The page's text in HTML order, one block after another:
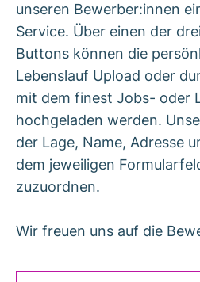
unseren Bewerber:innen
Service. Über einen der
Buttons können die
Lebenslauf Upload oder
mit dem finest Jobs- oder
hochgeladen werden.
der Lage, Name, Adresse
dem jeweiligen
zuzuordnen.
Wir freuen uns auf die